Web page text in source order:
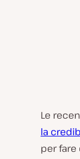
Le
la
per